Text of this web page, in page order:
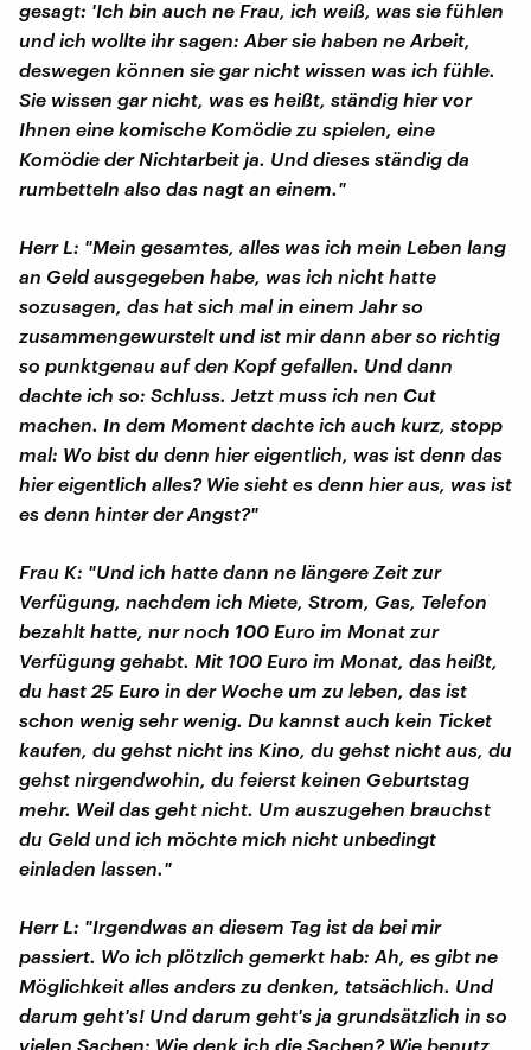
gesagt: 'Ich bin auch ne Frau, ich weiß, was sie fühlen
und ich wollte ihr sagen: Aber sie haben ne Arbeit,
deswegen können sie gar nicht wissen was ich fühle.
Sie wissen gar nicht, was es heißt, ständig hier vor
Ihnen eine komische Komödie zu spielen, eine
Komödie der Nichtarbeit ja. Und dieses ständig da
rumbetteln also das nagt an einem."
Herr L: "Mein gesamtes, alles was ich mein Leben lang
an Geld ausgegeben habe, was ich nicht hatte
sozusagen, das hat sich mal in einem Jahr so
zusammengewurstelt und ist mir dann aber so richtig
so punktgenau auf den Kopf gefallen. Und dann
dachte ich so: Schluss. Jetzt muss ich nen Cut
machen. In dem Moment dachte ich auch kurz, stopp
mal: Wo bist du denn hier eigentlich, was ist denn das
hier eigentlich alles? Wie sieht es denn hier aus, was ist
es denn hinter der Angst?"
Frau K: "Und ich hatte dann ne längere Zeit zur
Verfügung, nachdem ich Miete, Strom, Gas, Telefon
bezahlt hatte, nur noch 100 Euro im Monat zur
Verfügung gehabt. Mit 100 Euro im Monat, das heißt,
du hast 25 Euro in der Woche um zu leben, das ist
schon wenig sehr wenig. Du kannst auch kein Ticket
kaufen, du gehst nicht ins Kino, du gehst nicht aus, du
gehst nirgendwohin, du feierst keinen Geburtstag
mehr. Weil das geht nicht. Um auszugehen brauchst
du Geld und ich möchte mich nicht unbedingt
einladen lassen."
Herr L: "Irgendwas an diesem Tag ist da bei mir
passiert. Wo ich plötzlich gemerkt hab: Ah, es gibt ne
Möglichkeit alles anders zu denken, tatsächlich. Und
darum geht's! Und darum geht's ja grundsätzlich in so
vielen Sachen: Wie denk ich die Sachen? Wie benutz